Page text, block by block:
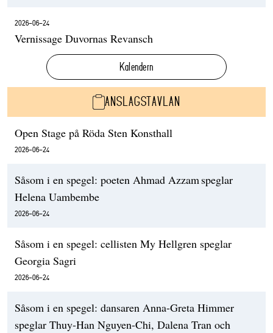
2026-06-24
Vernissage Duvornas Revansch
Kalendern
ANSLAGSTAVLAN
Open Stage på Röda Sten Konsthall
2026-06-24
Såsom i en spegel: poeten Ahmad Azzam speglar
Helena Uambembe
2026-06-24
Såsom i en spegel: cellisten My Hellgren speglar
Georgia Sagri
2026-06-24
Såsom i en spegel: dansaren Anna-Greta Himmer
speglar Thuy-Han Nguyen-Chi, Dalena Tran och